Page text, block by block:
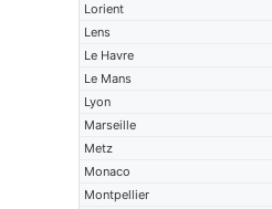
Lorient
Lens
Le Havre
Le Mans
Lyon
Marseille
Metz
Monaco
Montpellier